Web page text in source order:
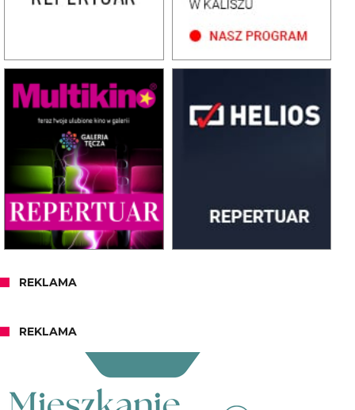
REKLAMA
REKLAMA